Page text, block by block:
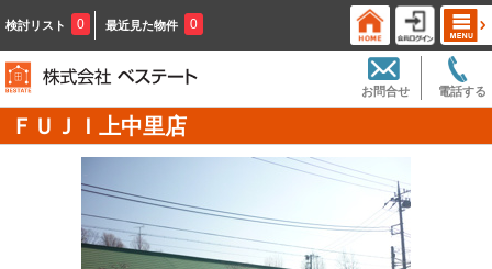
検討リスト 0 最近見た物件 0
電話する
お問合せ
ＦＵＪＩ上中里店